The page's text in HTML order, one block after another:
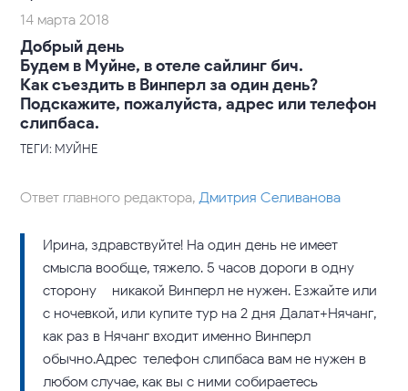
14 марта 2018
Добрый день
Будем в Муйне, в отеле сайлинг бич.
Как съездить в Винперл за один день?
Подскажите, пожалуйста, адрес или телефон
слипбаса.
ТЕГИ: МУЙНЕ
Ответ главного редактора,Дмитрия Селиванова
Ирина, здравствуйте! На один день не имеет
смысла вообще, тяжело. 5 часов дороги в одну
сторону – никакой Винперл не нужен. Езжайте или
с ночевкой, или купите тур на 2 дня Далат+Нячанг,
как раз в Нячанг входит именно Винперл
обычно.Адрес-телефон слипбаса вам не нужен в
любом случае, как вы с ними собираетесь